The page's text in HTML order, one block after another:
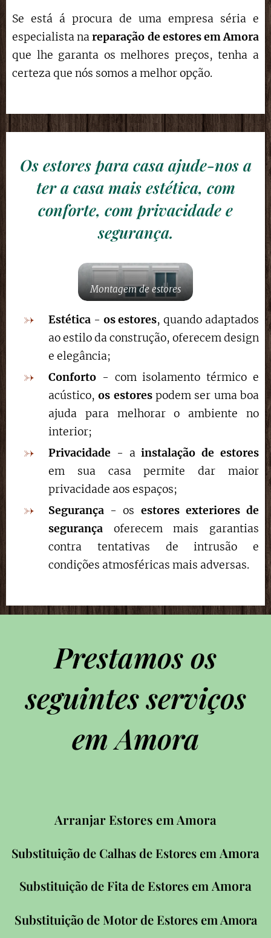
Se está á procura de uma empresa séria e
especialista nareparação de estoresemAmora
que lhe garanta os melhores preços, tenha a
certeza que nós somos a melhor opção.
Os estores para casa ajude-nos a
ter a casa mais estética, com
conforte, com privacidade e
segurança.
Montagem de estores
Estética - os estores, quando adaptados
ao estilo da construção, oferecem design
e elegância;
Conforto - com isolamento térmico e
acústico,os estorespodem ser uma boa
ajuda para melhorar o ambiente no
interior;
Privacidade - ainstalação de estores
em sua casa permite dar maior
privacidade aos espaços;
Segurança - os estores exteriores de
segurança oferecem mais garantias
contra tentativas de intrusão e
condições atmosféricas mais adversas.
Prestamos os
seguintes serviços
em Amora
Arranjar Estores em Amora
Substituição de Calhas de Estores em Amora
Substituição de Fita de Estores em Amora
Substituição de Motor de Estores em Amora